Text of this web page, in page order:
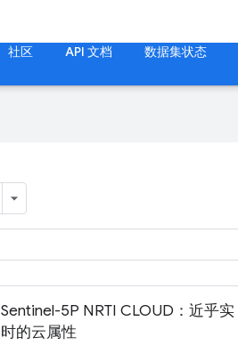
社区 API 文档 数据集状态
Sentinel-5P NRTI CLOUD：近乎实
时的云属性